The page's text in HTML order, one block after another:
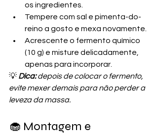
os ingredientes.
Tempere com sal e pimenta-do-
reino a gosto e mexa novamente.
Acrescente o fermento químico
(10 g) e misture delicadamente,
apenas para incorporar.
💡 Dica: depois de colocar o fermento,
evite mexer demais para não perder a
leveza da massa.
🧁 Montagem e